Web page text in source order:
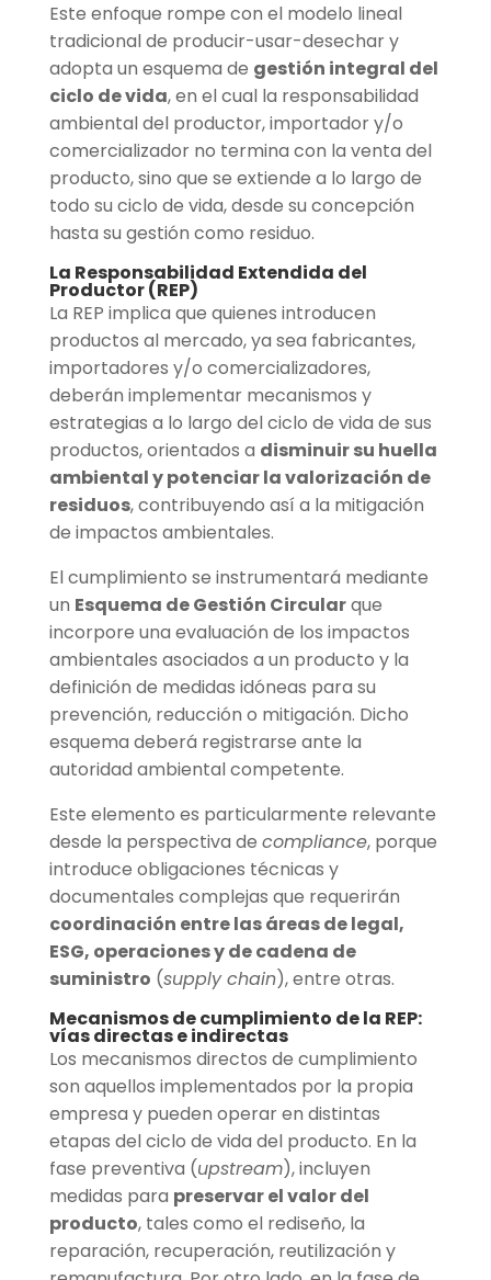
Este enfoque rompe con el modelo lineal
tradicional de producir-usar-desechar y
adopta un esquema de gestión integral del
ciclo de vida, en el cual la responsabilidad
ambiental del productor, importador y/o
comercializador no termina con la venta del
producto, sino que se extiende a lo largo de
todo su ciclo de vida, desde su concepción
hasta su gestión como residuo.
La Responsabilidad Extendida del
Productor (REP)
La REP implica que quienes introducen
productos al mercado, ya sea fabricantes,
importadores y/o comercializadores,
deberán implementar mecanismos y
estrategias a lo largo del ciclo de vida de sus
productos, orientados a disminuir su huella
ambiental y potenciar la valorización de
residuos, contribuyendo así a la mitigación
de impactos ambientales.
El cumplimiento se instrumentará mediante
un Esquema de Gestión Circularque
incorpore una evaluación de los impactos
ambientales asociados a un producto y la
definición de medidas idóneas para su
prevención, reducción o mitigación. Dicho
esquema deberá registrarse ante la
autoridad ambiental competente.
Este elemento es particularmente relevante
desde la perspectiva de compliance, porque
introduce obligaciones técnicas y
documentales complejas que requerirán
coordinación entre las áreas de legal,
ESG, operaciones y de cadena de
suministro (supply chain), entre otras.
Mecanismos de cumplimiento de la REP:
vías directas e indirectas
Los mecanismos directos de cumplimiento
son aquellos implementados por la propia
empresa y pueden operar en distintas
etapas del ciclo de vida del producto. En la
fase preventiva (upstream), incluyen
medidas para preservar el valor del
producto, tales como el rediseño, la
reparación, recuperación, reutilización y